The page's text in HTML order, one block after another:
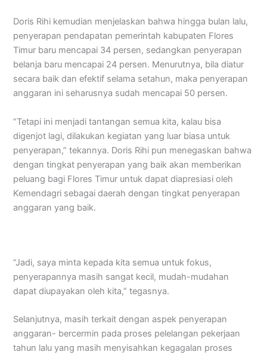
Doris Rihi kemudian menjelaskan bahwa hingga bulan lalu,
penyerapan pendapatan pemerintah kabupaten Flores
Timur baru mencapai 34 persen, sedangkan penyerapan
belanja baru mencapai 24 persen. Menurutnya, bila diatur
secara baik dan efektif selama setahun, maka penyerapan
anggaran ini seharusnya sudah mencapai 50 persen.
“Tetapi ini menjadi tantangan semua kita, kalau bisa
digenjot lagi, dilakukan kegiatan yang luar biasa untuk
penyerapan,” tekannya. Doris Rihi pun menegaskan bahwa
dengan tingkat penyerapan yang baik akan memberikan
peluang bagi Flores Timur untuk dapat diapresiasi oleh
Kemendagri sebagai daerah dengan tingkat penyerapan
anggaran yang baik.
“Jadi, saya minta kepada kita semua untuk fokus,
penyerapannya masih sangat kecil, mudah-mudahan
dapat diupayakan oleh kita,” tegasnya.
Selanjutnya, masih terkait dengan aspek penyerapan
anggaran- bercermin pada proses pelelangan pekerjaan
tahun lalu yang masih menyisahkan kegagalan proses